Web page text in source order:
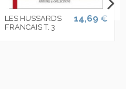
LES HUSSARDS
FRANCAIS T. 3
14,69 €